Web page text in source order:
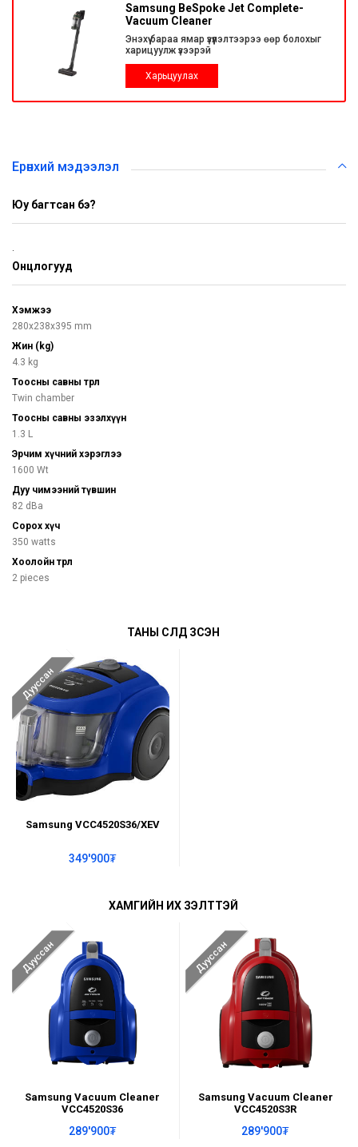
Samsung BeSpoke Jet Complete-
Vacuum Cleaner
Энэхүү бараа ямар үзүүлэлтээрээ өөр болохыг
харицуулж үзээрэй
Харьцуулах
Ерөнхий мэдээлэл
Юу багтсан бэ?
.
Онцлогууд
Хэмжээ
280x238x395 mm
Жин (kg)
4.3 kg
Тоосны савны төрөл
Twin chamber
Тоосны савны эзэлхүүн
1.3 L
Эрчим хүчний хэрэглээ
1600 Wt
Дуу чимээний түвшин
82 dBa
Сорох хүч
350 watts
Хоолойн төрөл
2 pieces
Дууссан
Samsung VCC4520S36/XEV
349'900₮
ТАНЫ СҮҮЛД ҮЗСЭН
Дууссан
Samsung Vacuum Cleaner
VCC4520S36
289'900₮
Дууссан
Samsung Vacuum Cleaner
VCC4520S3R
289'900₮
ХАМГИЙН ИХ ҮЗЭЛТТЭЙ